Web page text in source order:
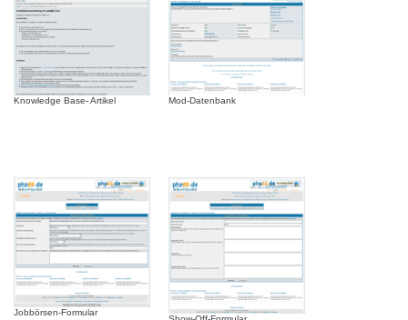
Knowledge Base- Artikel Mod-Datenbank
Jobbörsen-Formular